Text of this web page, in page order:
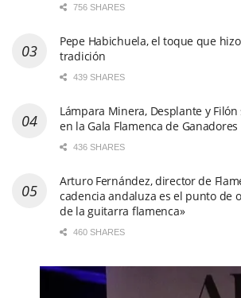
756 SHARES
Pepe Habichuela, el toque que
tradición
439 SHARES
Lámpara Minera, Desplante y
en la Gala Flamenca de Ganadores
436 SHARES
Arturo Fernández, director de
cadencia andaluza es el punto de
de la guitarra flamenca»
460 SHARES